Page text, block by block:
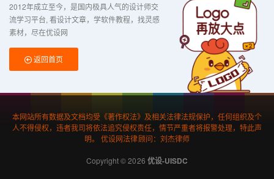
2012年成立至今，是国内极具人气的设计师交
流学习平台 看设计文章，学软件教程，找灵感
素材，尽在优设网
返回首页
本网站所有数据及文档均受《著作权法》及相关法律法规保护，任何组织及个
人不得侵权，违者我司将依法追究侵权责任，情节严重者将报警处理，特此声
明。 优设网法律顾问：刘杰律师
Copyright © 2026 优设-UISDC